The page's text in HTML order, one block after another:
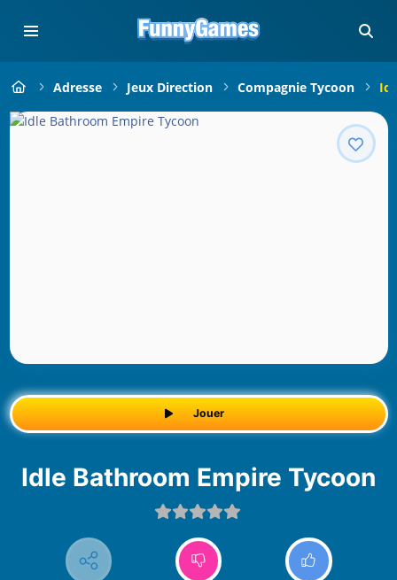
Adresse Jeux Direction Compagnie Tycoon
Jouer
Idle Bathroom Empire Tycoon